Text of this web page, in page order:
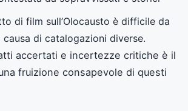
di film sull’Olocausto è difficile da
causa di catalogazioni diverse.
accertati e incertezze critiche è il
fruizione consapevole di questi